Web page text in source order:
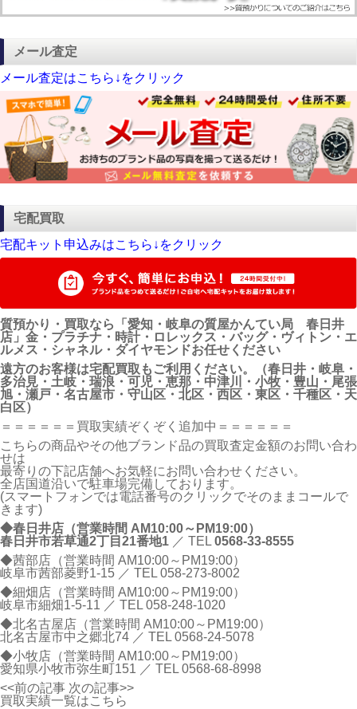
メール査定
メール査定はこちら↓をクリック
宅配買取
宅配キット申込みはこちら↓をクリック
質預かり・買取なら「愛知・岐阜の質屋かんてい局 春日井
店」金・プラチナ・時計・ロレックス・バッグ・ヴィトン・エ
ルメス・シャネル・ダイヤモンドお任せください
遠方のお客様は宅配買取もご利用ください。（春日井・岐阜・
多治見・土岐・瑞浪・可児・恵那・中津川・小牧・豊山・尾張
旭・瀬戸・名古屋市・守山区・北区・西区・東区・千種区・天
白区）
＝＝＝＝＝＝買取実績ぞくぞく追加中＝＝＝＝＝＝
こちらの商品やその他ブランド品の買取査定金額のお問い合わ
せは
最寄りの下記店舗へお気軽にお問い合わせください。
全店国道沿いで駐車場完備しております。
(スマートフォンでは電話番号のクリックでそのままコールで
きます)
◆春日井店（営業時間 AM10:00～PM19:00）
春日井市若草通2丁目21番地1 ／ TEL0568-33-8555
◆茜部店（営業時間 AM10:00～PM19:00）
岐阜市茜部菱野1-15 ／ TEL058-273-8002
◆細畑店（営業時間 AM10:00～PM19:00）
岐阜市細畑1-5-11 ／ TEL058-248-1020
◆北名古屋店（営業時間 AM10:00～PM19:00）
北名古屋市中之郷北74 ／ TEL0568-24-5078
◆小牧店（営業時間 AM10:00～PM19:00）
愛知県小牧市弥生町151 ／ TEL0568-68-8998
<<前の記事 次の記事>>
買取実績一覧はこちら